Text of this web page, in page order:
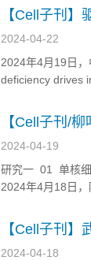
三羧酸...
【Cell子刊
2024-04-22
2024年4月19日
deficiency drives
QDP...
【Cell子刊/
2024-04-19
研究一 01 单核细
2024年4月18日
科技大学武汉光
【Cell子刊
2024-04-18